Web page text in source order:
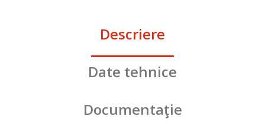
Descriere
Date tehnice
Documentaţie